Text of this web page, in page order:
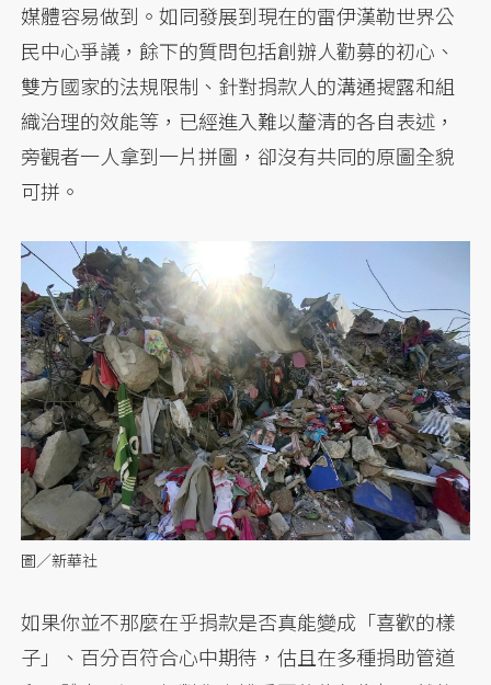
媒體容易做到。如同發展到現在的雷伊漢勒世界公
民中心爭議，餘下的質問包括創辦人勸募的初心、
雙方國家的法規限制、針對捐款人的溝通揭露和組
織治理的效能等，已經進入難以釐清的各自表述，
旁觀者一人拿到一片拼圖，卻沒有共同的原圖全貌
可拼。
圖／新華社
如果你並不那麼在乎捐款是否真能變成「喜歡的樣
子」、百分百符合心中期待，估且在多種捐助管道